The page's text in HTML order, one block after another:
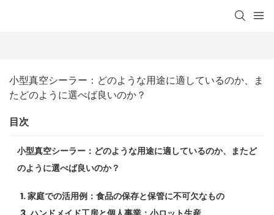
小型真空シーラー：どのような用途に適しているのか、ま
たどのように選べば良いのか？
目次
小型真空シーラー：どのような用途に適しているのか、またど
のように選べば良いのか？
1. 家庭での活用例：食品の保存と保管に不可欠なもの